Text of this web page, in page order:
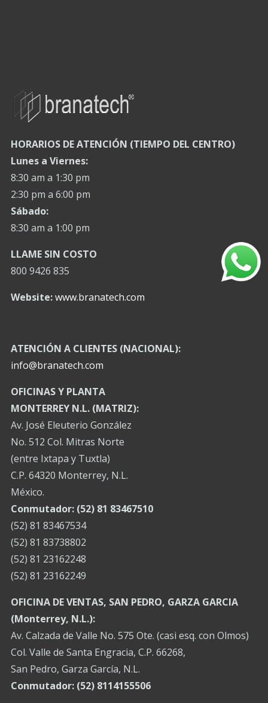
HORARIOS DE ATENCIÓN (TIEMPO DEL CENTRO)
Lunes a Viernes:
8:30 am a 1:30 pm
2:30 pm a 6:00 pm
Sábado:
8:30 am a 1:00 pm
LLAME SIN COSTO
800 9426 835
Website:www.branatech.com
ATENCIÓN A CLIENTES (NACIONAL):
info@branatech.com
OFICINAS Y PLANTA
MONTERREY N.L. (MATRIZ):
Av. José Eleuterio González
No. 512 Col. Mitras Norte
(entre Ixtapa y Tuxtla)
C.P. 64320 Monterrey, N.L.
México.
Conmutador: (52) 81 83467510
(52) 81 83467534
(52) 81 83738802
(52) 81 23162248
(52) 81 23162249
OFICINA DE VENTAS, SAN PEDRO, GARZA GARCIA
(Monterrey, N.L.):
Av. Calzada de Valle No. 575 Ote. (casi esq. con Olmos)
Col. Valle de Santa Engracia, C.P. 66268,
San Pedro, Garza García, N.L.
Conmutador: (52) 8114155506